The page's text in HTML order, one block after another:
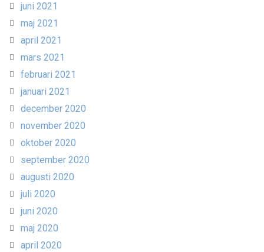
juni 2021
maj 2021
april 2021
mars 2021
februari 2021
januari 2021
december 2020
november 2020
oktober 2020
september 2020
augusti 2020
juli 2020
juni 2020
maj 2020
april 2020